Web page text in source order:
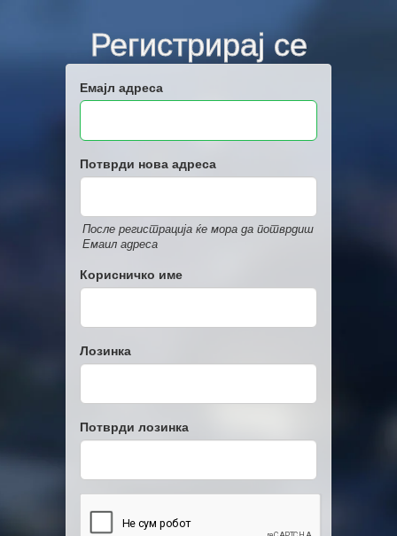
Регистрирај се
Емајл адреса
Потврди нова адреса
После регистрација ќе мора да потврдиш
Емаил адреса
Корисничко име
Лозинка
Потврди лозинка